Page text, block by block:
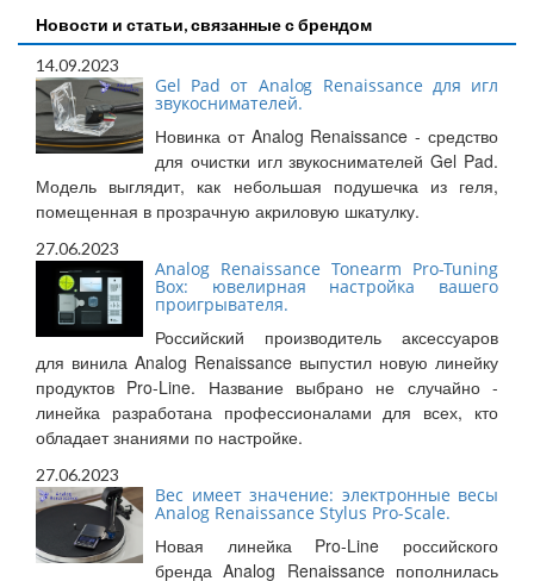
Новости и статьи, связанные с брендом
14.09.2023
Gel Pad от Analog Renaissance для игл
звукоснимателей.
Новинка от Analog Renaissance - средство
для очистки игл звукоснимателей Gel Pad.
Модель выглядит, как небольшая подушечка из геля,
помещенная в прозрачную акриловую шкатулку.
27.06.2023
Analog Renaissance Tonearm Pro-Tuning
Box: ювелирная настройка вашего
проигрывателя.
Российский производитель аксессуаров
для винила Analog Renaissance выпустил новую линейку
продуктов Pro-Line. Название выбрано не случайно -
линейка разработана профессионалами для всех, кто
обладает знаниями по настройке.
27.06.2023
Вес имеет значение: электронные весы
Analog Renaissance Stylus Pro-Scale.
Новая линейка Pro-Line российского
бренда Analog Renaissance пополнилась